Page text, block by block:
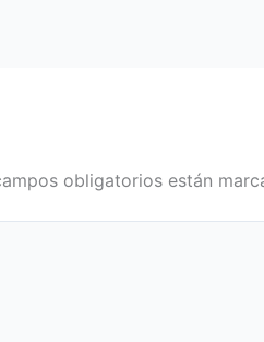
obligatorios están